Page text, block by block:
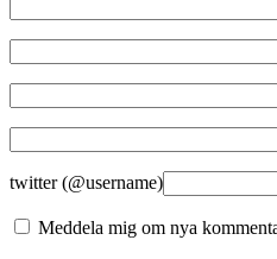
twitter (@username)
Meddela mig om nya